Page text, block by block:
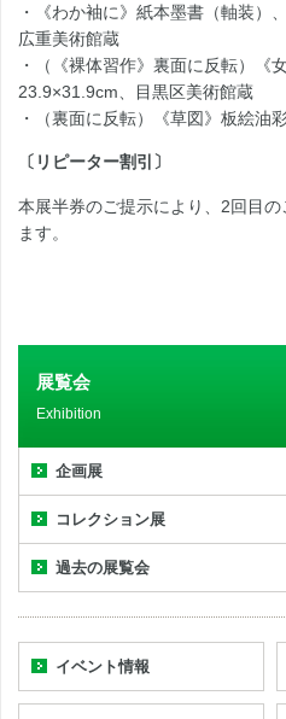
・《わか袖に》紙本墨書（軸装）
広重美術館蔵
・（《裸体習作》裏面に反転）《
23.9×31.9cm、目黒区美術館蔵
・（裏面に反転）《草図》板絵油
〔リピーター割引〕
本展半券のご提示により、2回目
ます。
展覧会
Exhibition
企画展
コレクション展
過去の展覧会
イベント情報